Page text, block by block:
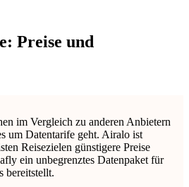
Preise und
im Vergleich zu anderen Anbietern
um Datentarife geht. Airalo ist
Reisezielen günstigere Preise
ein unbegrenztes Datenpaket für
bereitstellt.